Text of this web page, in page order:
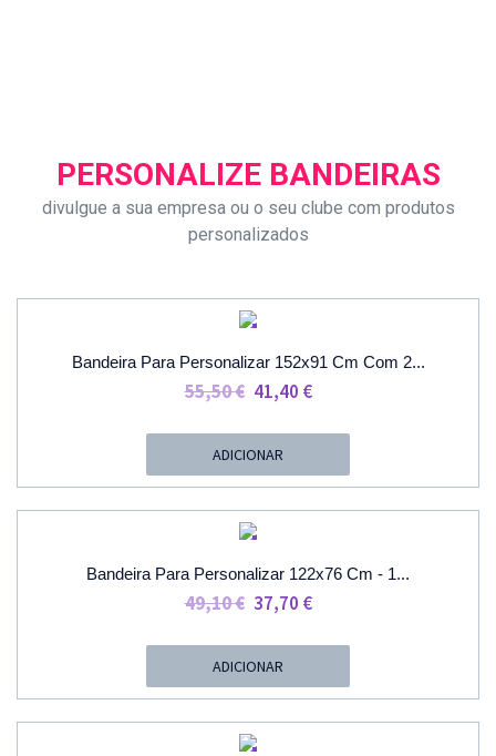
PERSONALIZE BANDEIRAS
divulgue a sua empresa ou o seu clube com produtos
personalizados
Bandeira Para Personalizar 152x91 Cm Com 2...
55,50€ O
Original
Era:
55,50 €.
41,40 €O
É:
41,40 €.
ADICIONAR
Bandeira Para Personalizar 122x76 Cm - 1...
49,10€ O
Original
Era:
49,10 €.
37,70 €O
É:
37,70 €.
ADICIONAR